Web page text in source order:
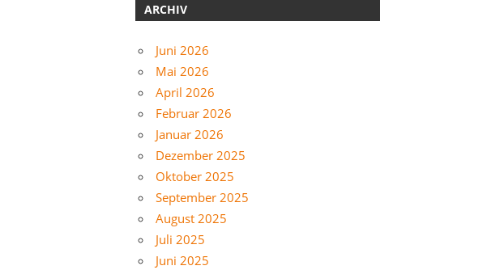
ARCHIV
Juni 2026
Mai 2026
April 2026
Februar 2026
Januar 2026
Dezember 2025
Oktober 2025
September 2025
August 2025
Juli 2025
Juni 2025